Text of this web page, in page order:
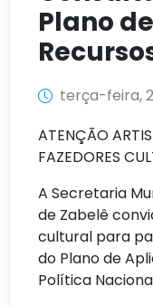
Plano
terça-feira,
ATENÇÃO
FAZEDORES
A Secretaria
de Zabelê
cultural para
do Plano de
Política